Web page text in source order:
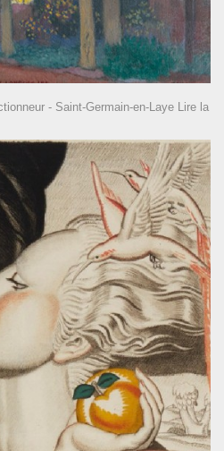
- Saint-Germain-en-Laye Lire la